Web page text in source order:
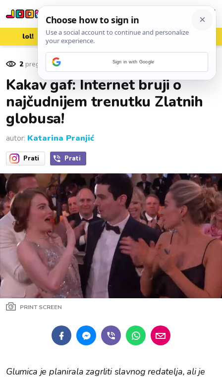
lol! aww vrh! woot?!
2 pregleda
Kakav gaf: Internet bruji o
najčudnijem trenutku Zlatnih
globusa!
autor: Katarina Pranjić
Prati Prati
PRINT SCREEN
Glumica je planirala zagrliti slavnog redatelja, ali je
Sign in with Google